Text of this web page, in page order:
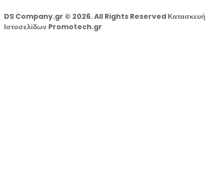
DS Company.gr © 2026. All Rights Reserved Κατασκευή
Ιστοσελίδων Promotech.gr